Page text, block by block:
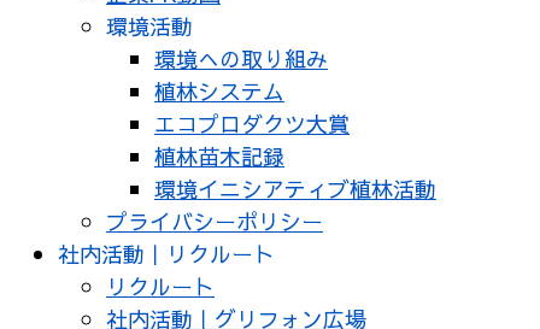
環境活動
環境への取り組み
植林システム
エコプロダクツ大賞
植林苗木記録
環境イニシアティブ植林活動
プライバシーポリシー
社内活動｜リクルート
リクルート
社内活動｜グリフォン広場